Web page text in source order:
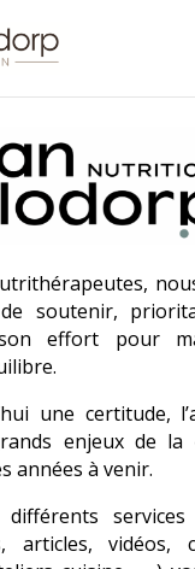
soutenir,
effort pour
une certitude,
enjeux de la
années à venir.
différents
articles, vidéos,